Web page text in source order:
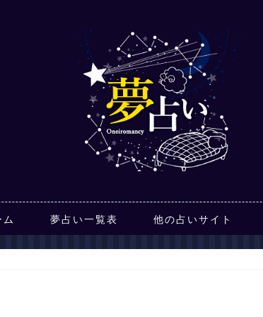
ム 夢占い一覧表 他の占いサイト